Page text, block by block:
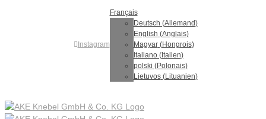
Instagram
Français
Deutsch (Allemand)
English (Anglais)
Magyar(Hongrois)
Italiano(Italien)
polski (Polonais)
Lietuvos(Lituanien)